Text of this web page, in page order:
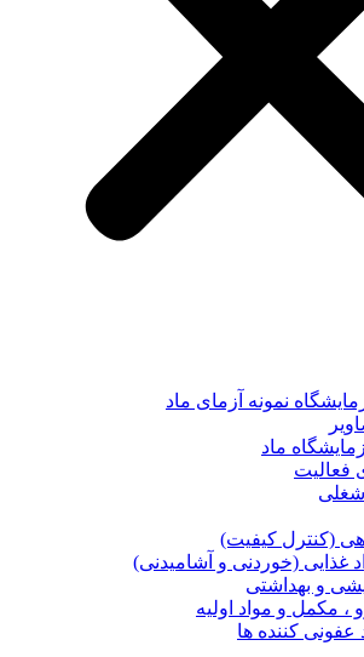
نمونه آزمای ماد
ماد
فعالیت
(کنترل کیفیت)
غذایی (خوردنی و آشامیدنی)
و بهداشتی
، مکمل و مواد اولیه
کننده ها